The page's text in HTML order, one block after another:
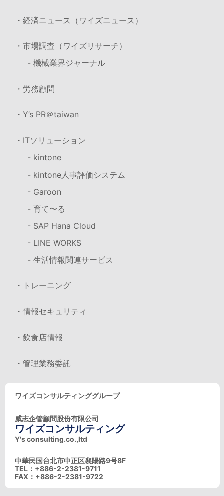
・経済ニュース（ワイズニュース）
・市場調査（ワイズリサーチ）
- 機械業界ジャーナル
・労務顧問
・Y’s PR＠taiwan
・ITソリューション
- kintone
- kintone人事評価システム
- Garoon
- 育て〜る
- SAP Hana Cloud
- LINE WORKS
- 生活情報関連サービス
・トレーニング
・情報セキュリティ
・飲食店情報
・管理業務委託
ワイズコンサルティンググループ
威志企管顧問股份有限公司
ワイズコンサルティング
Y's consulting.co.,ltd
中華民国台北市中正区襄陽路9号8F
TEL：+886-2-2381-9711
FAX：+886-2-2381-9722